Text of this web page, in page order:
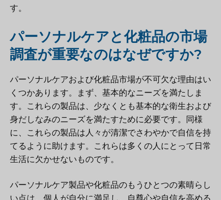
す。
パーソナルケアと化粧品の市場
調査が重要なのはなぜですか?
パーソナルケアおよび化粧品市場が不可欠な理由はい
くつかあります。まず、基本的なニーズを満たしま
す。これらの製品は、少なくとも基本的な衛生および
身だしなみのニーズを満たすために必要です。同様
に、これらの製品は人々が清潔でさわやかで自信を持
てるように助けます。これらは多くの人にとって日常
生活に欠かせないものです。
パーソナルケア製品や化粧品のもうひとつの素晴らし